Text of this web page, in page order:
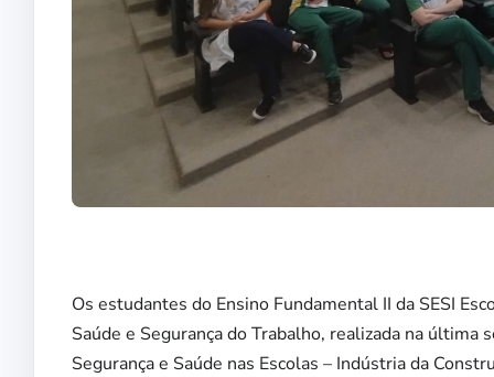
Os estudantes do Ensino Fundamental II da SESI
Saúde e Segurança do Trabalho, realizada na última
Segurança e Saúde nas Escolas – Indústria da